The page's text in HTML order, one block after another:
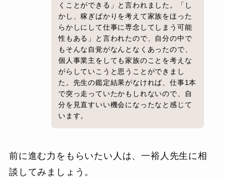
くことができる」と言われました。「し
かし、稼ぎばかりを考えて家族をほった
らかしにして仕事に専念してしまう可能
性もある」と言われたので、自分の中で
もそんな自覚がなんとなくあったので、
個人事業主をしても家族のことを考えな
がらしていこうと思うことができまし
た。先生の鑑定結果がなければ、仕事1本
で突っ走っていたかもしれないので、自
分を見直すいい機会になったなと感じて
います。
前に進む力をもらいたい人は、一裕人先生に相
談してみましょう。